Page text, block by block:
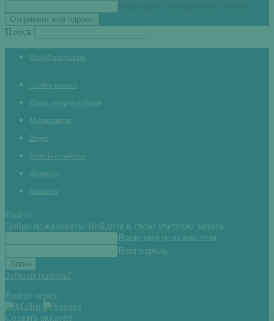
Ваш адрес электронной почты
Поиск
Вход/Регистрация
О сайте рыбхоз
Ищем авторов рыбаков
Мероприятия
Видео
Отчеты о рыбалке
Водоемы
Контакты
Войти
Добро пожаловать! Войдите в свою учётную запись
Ваше имя пользователя
Ваш пароль
Забыли пароль?
Войти через:
Создать аккаунт